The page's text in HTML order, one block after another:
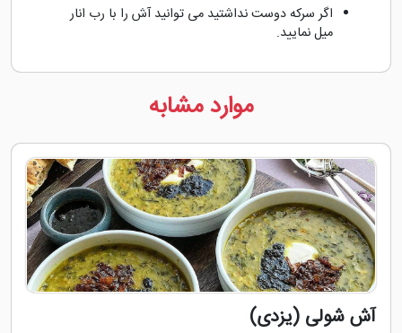
اگر سرکه دوست نداشتید می توانید آش را با رب انار
میل نمایید.
موارد مشابه
آش شولی (یزدی)